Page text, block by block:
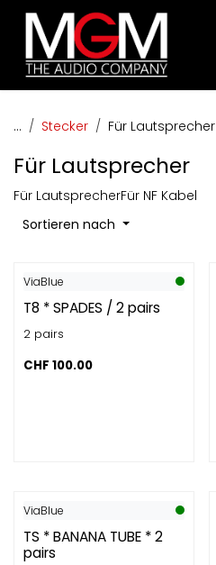
Zum Inhalt springen
... Stecker Für Lautsprecher
Für Lautsprecher
Für LautsprecherFür NF Kabel
Sortieren nach
ViaBlue
T8 * SPADES / 2 pairs
2 pairs
CHF 100.00
ViaBlue
TS * BANANA TUBE * 2
pairs